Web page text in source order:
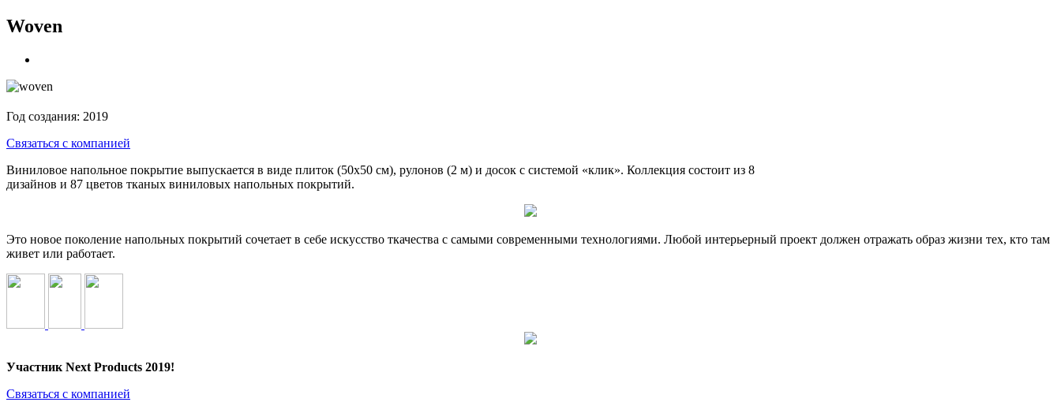
Woven
Год создания: 2019
Связаться с компанией
Виниловое напольное покрытие выпускается в виде плиток (50x50 см), рулонов (2 м) и досок с системой «клик». Коллекция состоит из 8
дизайнов и 87 цветов тканых виниловых напольных покрытий.
Это новое поколение напольных покрытий сочетает в себе искусство ткачества с самыми современными технологиями. Любой интерьерный проект должен отражать образ жизни тех, кто там
живет или работает.
Участник Next Products 2019!
Связаться с компанией